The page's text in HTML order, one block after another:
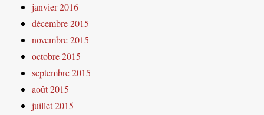
janvier 2016
décembre 2015
novembre 2015
octobre 2015
septembre 2015
août 2015
juillet 2015